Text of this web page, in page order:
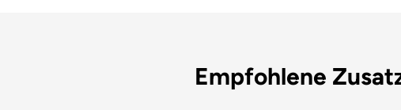
Empfohlene